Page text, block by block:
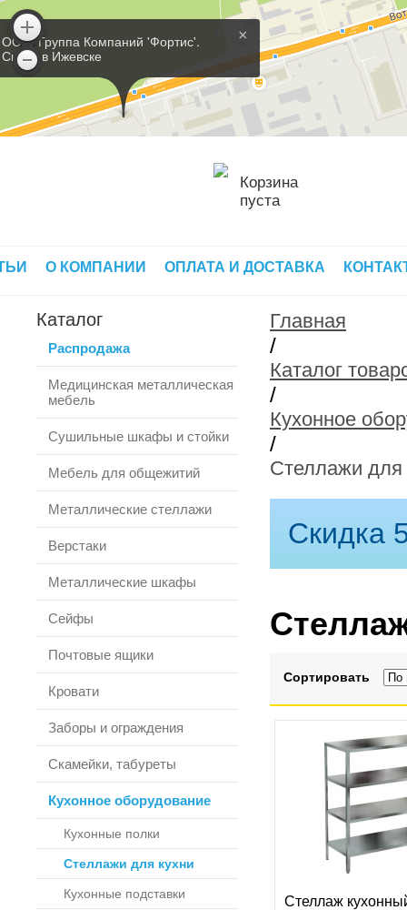
×
ООО 'Группа Компаний 'Фортис'.
Склад в Ижевске
Корзина
пуста
О КОМПАНИИ ОПЛАТА И ДОСТАВКА
Каталог
Распродажа
Медицинская металлическая
мебель
Сушильные шкафы и стойки
Мебель для общежитий
Металлические стеллажи
Верстаки
Металлические шкафы
Сейфы
Почтовые ящики
Кровати
Заборы и ограждения
Скамейки, табуреты
Кухонное оборудование
Кухонные полки
Стеллажи для кухни
Кухонные подставки
Главная
/
Каталог
/
Кухонное
/
Стеллажи для
Скидка
Сортировать
Стеллаж